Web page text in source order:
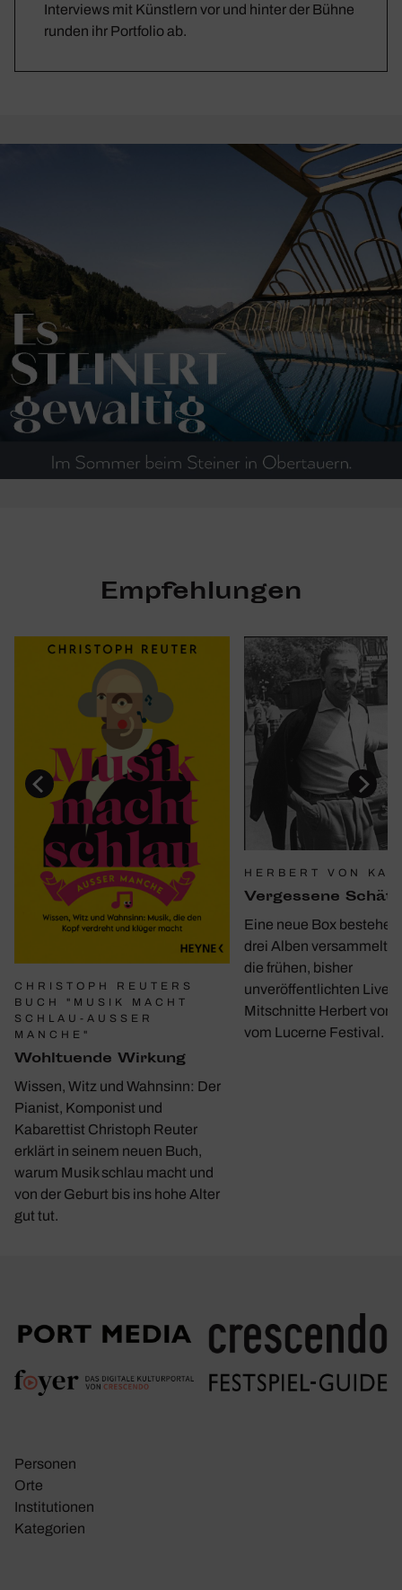
Interviews mit Künstlern vor und hinter der Bühne
runden ihr Portfolio ab.
Empfehlungen
CHRISTOPH REUTERS
BUCH "MUSIK MACHT
SCHLAU-AUSSER M
ANCHE"
Wohl­tu­ende Wirkung
Wissen, Witz und Wahnsinn: Der
Pianist, Komponist und
Kabarettist Christoph Reuter
erklärt in seinem neuen Buch,
warum Musik schlau macht und
von der Geburt bis ins hohe Alter
gut tut.
HERBERT VON
Verges­sene
Eine neue Box
drei Alben versammelt
die frühen, bisher
unveröffentlichten Live-
Mitschnitte Herbert von
vom Lucerne Festival.
Personen
Orte
Insti­tu­tionen
Kate­go­rien